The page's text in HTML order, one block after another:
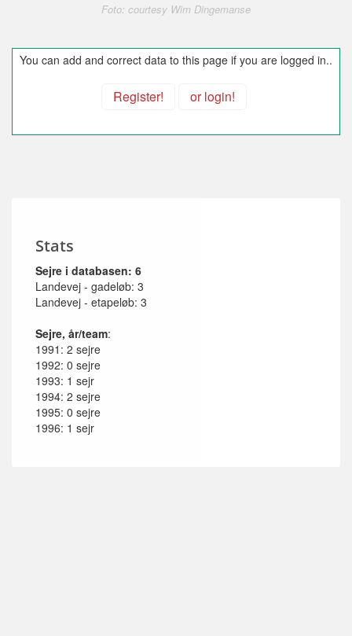
Foto: courtesy Wim Dingemanse
You can add and correct data to this page if you are logged in..
Register! or login!
Stats
Sejre i databasen: 6
Landevej - gadeløb: 3
Landevej - etapeløb: 3
Sejre, år/team:
1991: 2 sejre
1992: 0 sejre
1993: 1 sejr
1994: 2 sejre
1995: 0 sejre
1996: 1 sejr